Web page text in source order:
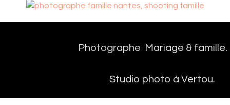
Photographe Mariage & famille.
Studio photo à Vertou.